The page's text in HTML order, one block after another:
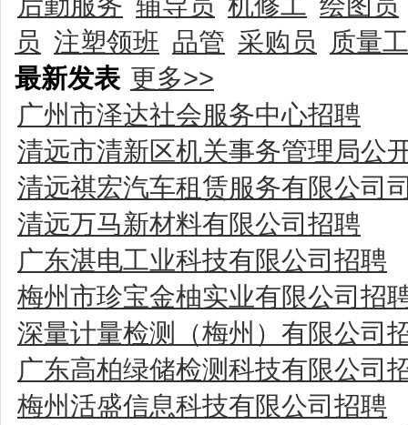
员 注塑领班 品管 采购员
质量
最新发表 更多>>
广州市泽达社会服务中心招聘
清远市清新区机关事务管理局公
清远祺宏汽车租赁服务有限公司
清远万马新材料有限公司招聘
广东湛电工业科技有限公司招聘
梅州市珍宝金柚实业有限公司招
深量计量检测（梅州）有限公司
广东高柏绿储检测科技有限公司
梅州活盛信息科技有限公司招聘